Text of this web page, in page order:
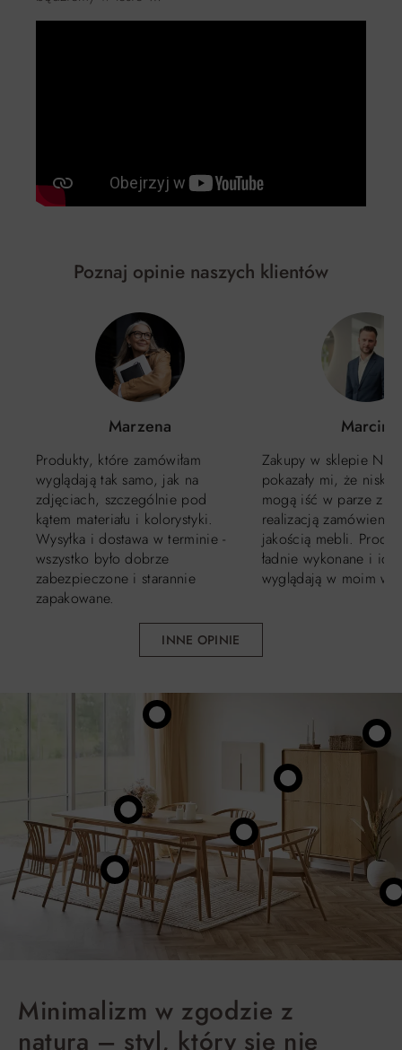
Poznaj opinie naszych klientów
Marzena
Produkty, które zamówiłam
wyglądają tak samo, jak na
zdjęciach, szczególnie pod
kątem materiału i kolorystyki.
Wysyłka i dostawa w terminie -
wszystko było dobrze
zabezpieczone i starannie
zapakowane.
Marcin
Zakupy w sklepie
pokazały mi, że
mogą iść w parze z
realizacją zamówienia
jakością mebli.
ładnie wykonane i
wyglądają w moim
INNE OPINIE
Minimalizm w zgodzie z
naturą – styl, który się nie